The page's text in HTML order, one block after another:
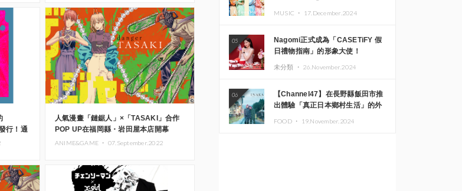
行！通
人氣漫畫「鏈鋸人」×「TASAKI」合作
POP UP在福岡縣・岩田屋本店開幕
ANIME&GAME ・ 07.September.2022
MUSIC ・ 17.December.2024
05
Nagomi正式成為「CASETiFY 假
日禮物指南」的形象大使！
未分類 ・ 26.November.2024
06
【Channel47】在長野縣飯田市推
出體驗「真正日本鄉村生活」的外
FOOD ・ 19.November.2024